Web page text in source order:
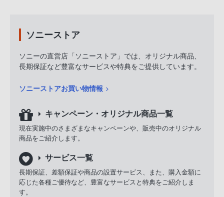
ソニーストア
ソニーの直営店「ソニーストア」では、オリジナル商品、
長期保証など豊富なサービスや特典をご提供しています。
ソニーストアお買い物情報
キャンペーン・オリジナル商品一覧
現在実施中のさまざまなキャンペーンや、販売中のオリジナル
商品をご紹介します。
サービス一覧
長期保証、差額保証や商品の設置サービス、また、購入金額に
応じた各種ご優待など、豊富なサービスと特典をご紹介しま
す。